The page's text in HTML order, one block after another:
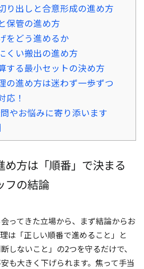
り出しと合意形成の進め方
保管の進め方
をどう進めるか
くい搬出の進め方
する最小セットの決め方
の進め方は迷わず一歩ずつ
応！
やお悩みに寄り添います
め方は「順番」で決まる
フの結論
ってきた立場から、まず結論からお
は「正しい順番で進めること」と
しないこと」の2つを守るだけで、
も大きく下げられます。焦って手当